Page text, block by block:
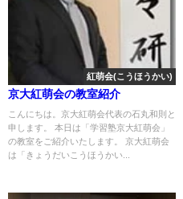
紅萌会(こうほうかい)
京大紅萌会の教室紹介
こんにちは。京大紅萌会代表の石丸和則と
申します。 本日は「学習塾京大紅萌会」
の教室をご紹介いたします。 京大紅萌会
は「きょうだいこうほうかい...